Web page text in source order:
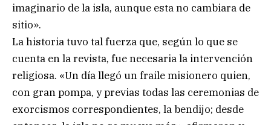
imaginario de la isla, aunque esta no cambiara de
sitio».
La historia tuvo tal fuerza que, según lo que se
cuenta en la revista, fue necesaria la intervención
religiosa. «Un día llegó un fraile misionero quien,
con gran pompa, y previas todas las ceremonias de
exorcismos correspondientes, la bendijo; desde